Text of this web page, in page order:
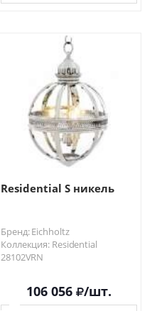
В КОРЗИНУ
Residential S никель
Бренд: Eichholtz
Коллекция: Residential
28102VRN
106 056 /шт.